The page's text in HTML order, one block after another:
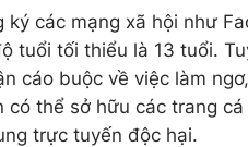
các mạng xã hội như
tuổi tối thiểu là 13 tuổi.
cáo buộc về việc làm
có thể sở hữu các trang
trực tuyến độc hại.